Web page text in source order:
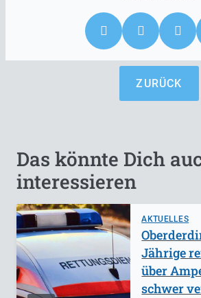
ZURÜCK
Das könnte Dich
interessieren
AKTUELLES
Jährige
über
schwer